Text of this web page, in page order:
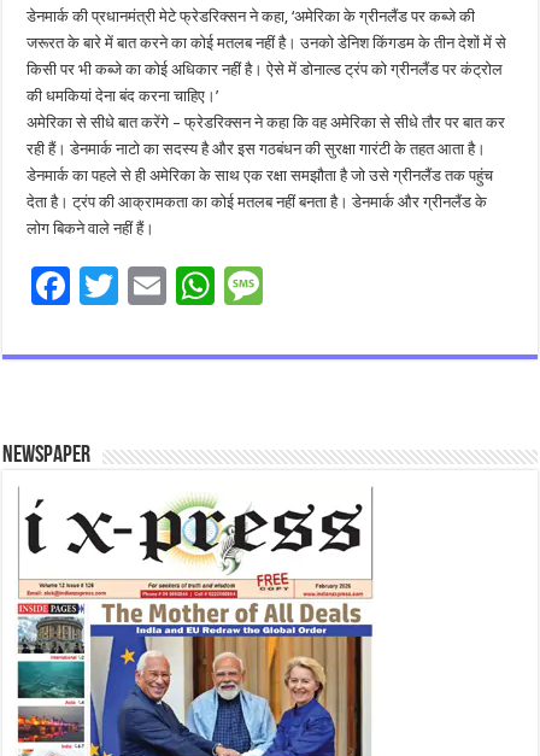
डेनमार्क की प्रधानमंत्री मेटे फ्रेडरिक्सन ने कहा, ‘अमेरिका के ग्रीनलैंड पर कब्जे की
जरूरत के बारे में बात करने का कोई मतलब नहीं है। उनको डेनिश किंगडम के तीन देशों में से
किसी पर भी कब्जे का कोई अधिकार नहीं है। ऐसे में डोनाल्ड ट्रंप को ग्रीनलैंड पर कंट्रोल
की धमकियां देना बंद करना चाहिए।’
अमेरिका से सीधे बात करेंगे – फ्रेडरिक्सन ने कहा कि वह अमेरिका से सीधे तौर पर बात कर
रही हैं। डेनमार्क नाटो का सदस्य है और इस गठबंधन की सुरक्षा गारंटी के तहत आता है।
डेनमार्क का पहले से ही अमेरिका के साथ एक रक्षा समझौता है जो उसे ग्रीनलैंड तक पहुंच
देता है। ट्रंप की आक्रामकता का कोई मतलब नहीं बनता है। डेनमार्क और ग्रीनलैंड के
लोग बिकने वाले नहीं हैं।
F
e
o
k
T
tt
E
ai
W
at
p
p
sa
e
Newspaper